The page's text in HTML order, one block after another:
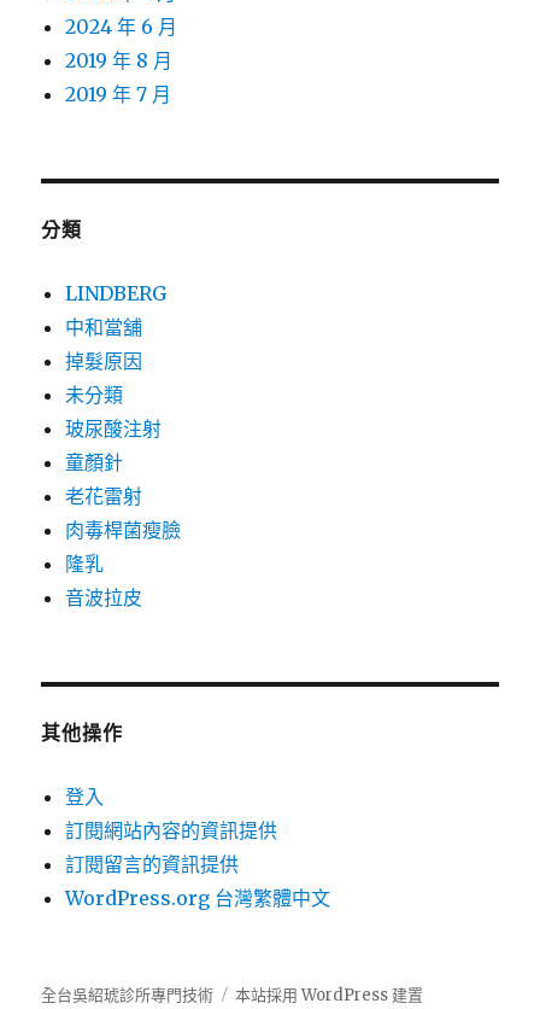
2024 年 6 月
2019 年 8 月
2019 年 7 月
分類
LINDBERG
中和當舖
掉髮原因
未分類
玻尿酸注射
童顏針
老花雷射
肉毒桿菌瘦臉
隆乳
音波拉皮
其他操作
登入
訂閱網站內容的資訊提供
訂閱留言的資訊提供
WordPress.org 台灣繁體中文
全台吳紹琥診所專門技術 本站採用 WordPress 建置